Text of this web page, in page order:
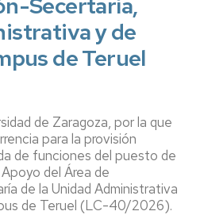
y de
de Teruel
de Zaragoza, por la que
para la provisión
de funciones del puesto de
del Área de
de la Unidad Administrativa
de Teruel (LC-40/2026).